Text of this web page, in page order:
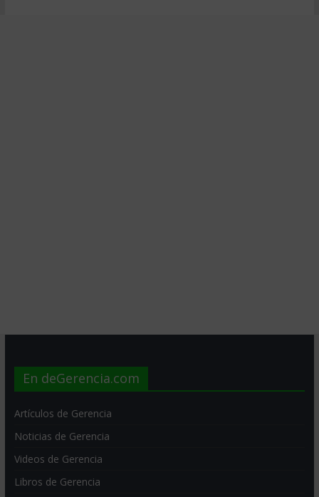
En deGerencia.com
Artículos de Gerencia
Noticias de Gerencia
Videos de Gerencia
Libros de Gerencia